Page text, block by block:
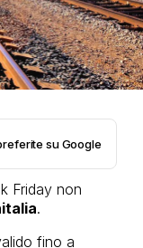
su Google
Friday non
.
fino a